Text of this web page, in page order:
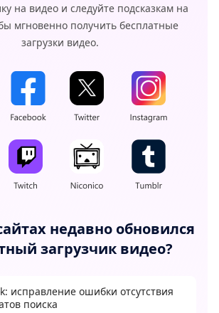
на видео и следуйте подсказкам на
мгновенно получить бесплатные
загрузки видео.
недавно обновился
загрузчик видео?
исправление ошибки отсутствия
поиска